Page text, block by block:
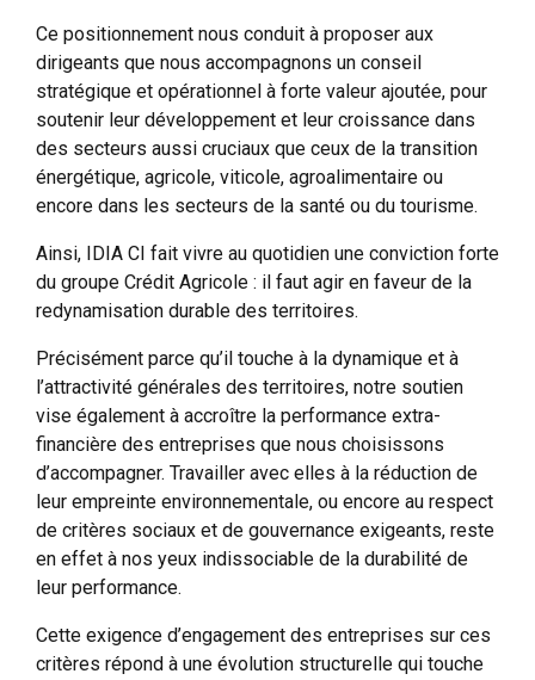
Ce positionnement nous conduit à proposer aux
dirigeants que nous accompagnons un conseil
stratégique et opérationnel à forte valeur ajoutée, pour
soutenir leur développement et leur croissance dans
des secteurs aussi cruciaux que ceux de la transition
énergétique, agricole, viticole, agroalimentaire ou
encore dans les secteurs de la santé ou du tourisme.
Ainsi, IDIA CI fait vivre au quotidien une conviction forte
du groupe Crédit Agricole : il faut agir en faveur de la
redynamisation durable des territoires.
Précisément parce qu’il touche à la dynamique et à
l’attractivité générales des territoires, notre soutien
vise également à accroître la performance extra-
financière des entreprises que nous choisissons
d’accompagner. Travailler avec elles à la réduction de
leur empreinte environnementale, ou encore au respect
de critères sociaux et de gouvernance exigeants, reste
en effet à nos yeux indissociable de la durabilité de
leur performance.
Cette exigence d’engagement des entreprises sur ces
critères répond à une évolution structurelle qui touche